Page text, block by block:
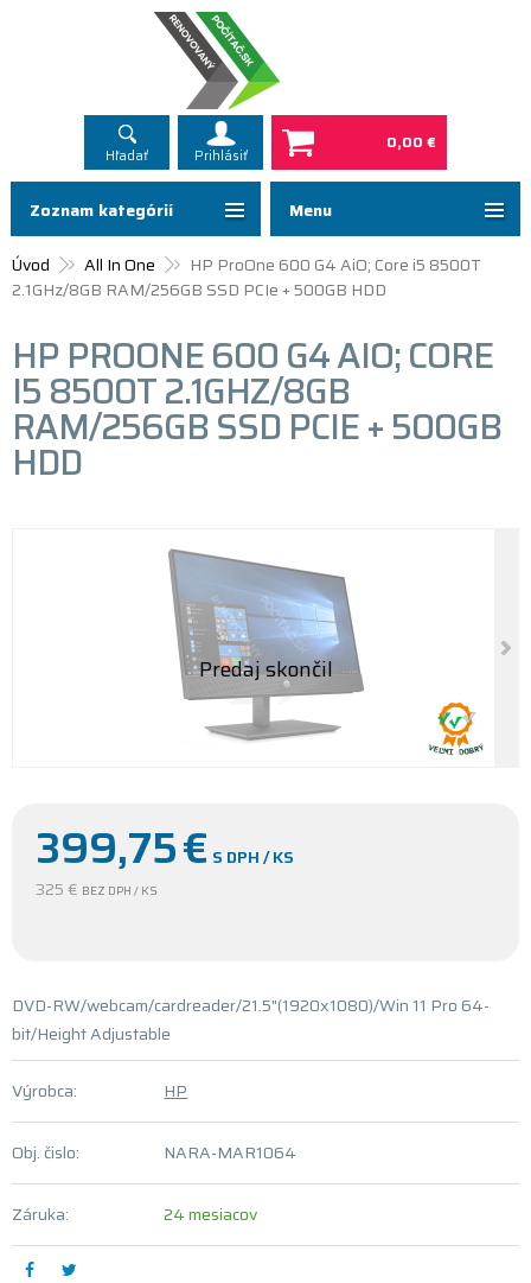
Hľadať Prihlásiť
0,00 €
Menu
Úvod All In One
HP ProOne 600 G4 AiO; Core i5 8500T
2.1GHz/8GB RAM/256GB SSD PCIe + 500GB HDD
HP PROONE 600 G4 AIO; CORE
I5 8500T 2.1GHZ/8GB
RAM/256GB SSD PCIE + 500GB
HDD
399,75€ S DPH / KS
325 € BEZ DPH / KS
DVD-RW/webcam/cardreader/21.5"(1920x1080)/Win 11 Pro 64-
bit/Height Adjustable
Výrobca: HP
Obj. čislo: NARA-MAR1064
Záruka: 24 mesiacov
Zoznam kategórií